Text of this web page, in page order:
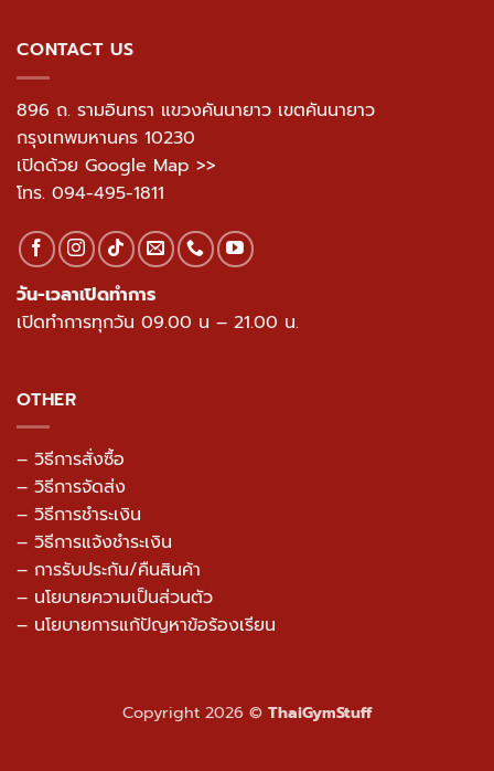
CONTACT US
896 ถ. รามอินทรา แขวงคันนายาว เขตคันนายาว
กรุงเทพมหานคร 10230
เปิดด้วย Google Map >>
โทร. 094-495-1811
วัน-เวลาเปิดทำการ
เปิดทำการทุกวัน 09.00 น – 21.00 น.
OTHER
– วิธีการสั่งซื้อ
– วิธีการจัดส่ง
– วิธีการชำระเงิน
– วิธีการแจ้งชำระเงิน
– การรับประกัน/คืนสินค้า
– นโยบายความเป็นส่วนตัว
– นโยบายการแก้ปัญหาข้อร้องเรียน
Copyright 2026 © ThaiGymStuff